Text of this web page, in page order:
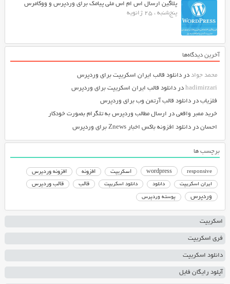
پلاگین ارسال اس ام اس ملی پیامک برای وردپرس و ووکامرس
پنج‌شنبه ، 25 ژانویه
آخرین دیدگاه‌ها
محمد جواددر دانلود قالب ایران اسکریپت برای وردپرس
hadimirzariدر دانلود قالب ایران اسکریپت برای وردپرس
فلزیابدر دانلود قالب آرتمن وب برای وردپرس
خرید ممبر واقعیدر ارسال مطالب وردپرس به تلگرام بصورت خودکار
احساندر دانلود افزونه باکس اخبار Znews برای وردپرس
برچسب ها
responsive
wordpress اسکریپت افزونه افزونه وردپرس
ایران اسکریپت دانلود دانلود اسکریپت قالب قالب وردپرس
وردپرس پوسته وردپرس
اسکریپت
فری اسکریپت
دانلود اسکریپت
آپلود رایگان فایل